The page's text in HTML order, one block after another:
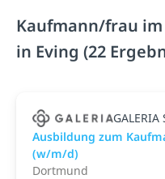
Kaufmann/frau
in Eving (22
Ausbildung zum
(w/m/d)
Dortmund